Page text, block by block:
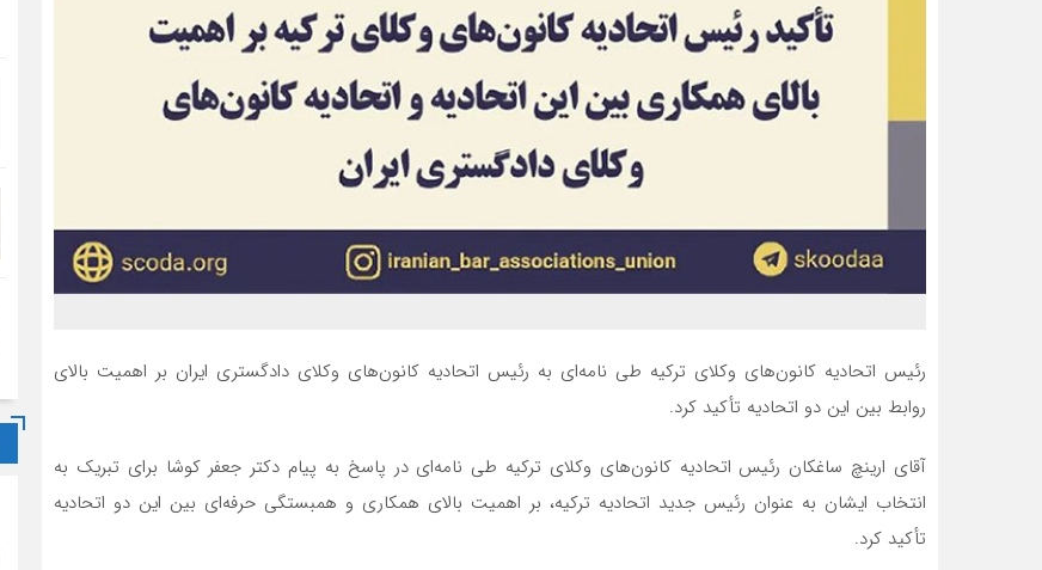
رئیس اتحادیه کانون‌های وکلای ترکیه طی نامه‌ای به رئیس اتحادیه کانون‌های وکلای دادگستری ایران بر اهمیت بالای
روابط بین این دو اتحادیه تأکید کرد.
آقای ارینچ ساغکان رئیس اتحادیه کانون‌های وکلای ترکیه طی نامه‌ای در پاسخ به پیام دکتر جعفر کوشا برای تبریک به
انتخاب ایشان به عنوان رئیس جدید اتحادیه ترکیه، بر اهمیت بالای همکاری و همبستگی حرفه‌ای بین این دو اتحادیه
تأکید کرد.